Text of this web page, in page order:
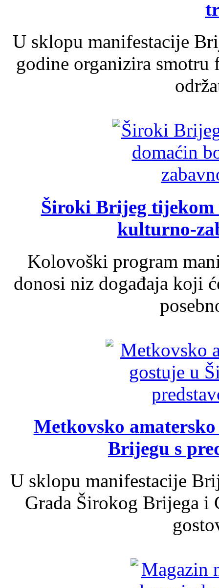
U sklopu manifestacije
godine organizira
Široki Brijeg tijekom
kulturno-
Kolovoški program
donosi niz događaja koji
Metkovsko
Brijegu s
U sklopu manifestacije
Grada Širokog Brijega